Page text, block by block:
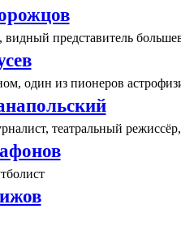
представитель
один из пионеров
театральный